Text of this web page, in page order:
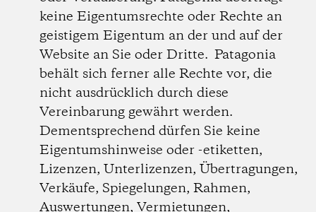
keine Eigentumsrechte oder Rechte an
geistigem Eigentum an der und auf der
Website an Sie oder Dritte. Patagonia
behält sich ferner alle Rechte vor, die
nicht ausdrücklich durch diese
Vereinbarung gewährt werden.
Dementsprechend dürfen Sie keine
Eigentumshinweise oder -etiketten,
Lizenzen, Unterlizenzen, Übertragungen,
Verkäufe, Spiegelungen, Rahmen,
Auswertungen, Vermietungen,